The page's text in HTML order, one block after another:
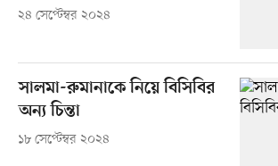
২৪ সেপ্টেম্বর ২০২৪
সালমা-রুমানাকে নিয়ে বিসিবির
অন্য চিন্তা
১৮ সেপ্টেম্বর ২০২৪